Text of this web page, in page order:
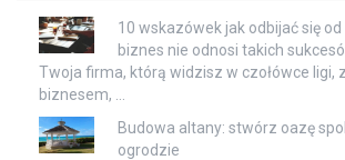
10 wskazówek jak odbijać się
biznes nie odnosi takich
Twoja firma, którą widzisz w czołówce ligi,
biznesem, …
Budowa altany: stwórz oazę
ogrodzie